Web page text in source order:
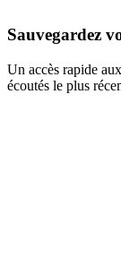
Sauvegardez
Un accès rapide
écoutés le plus